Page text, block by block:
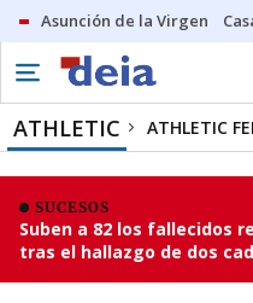
Asunción de la Virgen
ATHLETIC ATHLETIC
SUCESOS
Suben a 82 los fallecidos
tras el hallazgo de dos